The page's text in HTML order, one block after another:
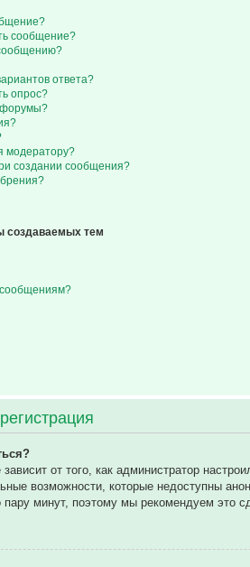
сообщение?
ответа?
опрос?
форумы?
модератору?
создании сообщения?
создаваемых тем
сообщениям?
от того, как администратор
возможности, которые недоступны
пару минут, поэтому мы рекомендуем это